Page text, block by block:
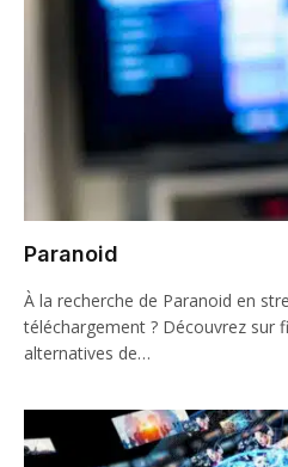
Paranoid
À la recherche de Paranoid en
téléchargement ? Découvrez sur
alternatives de…